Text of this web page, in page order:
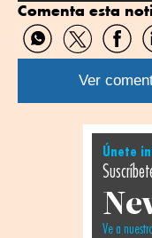
Comenta esta
Compartir
por
WhatsApp
Compartir
por
Twitter
por
Ver
Únete
Ve a